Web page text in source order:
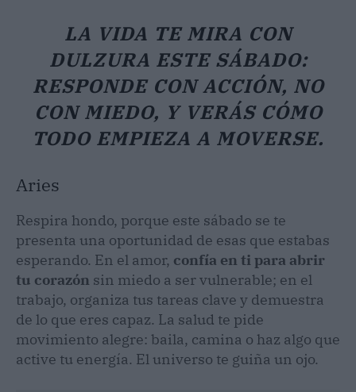
LA VIDA TE MIRA CON
DULZURA ESTE SÁBADO:
RESPONDE CON ACCIÓN, NO
CON MIEDO, Y VERÁS CÓMO
TODO EMPIEZA A MOVERSE.
Aries
Respira hondo, porque este sábado se te
presenta una oportunidad de esas que estabas
esperando. En el amor, confía en ti para abrir
tu corazón sin miedo a ser vulnerable; en el
trabajo, organiza tus tareas clave y demuestra
de lo que eres capaz. La salud te pide
movimiento alegre: baila, camina o haz algo que
active tu energía. El universo te guiña un ojo.